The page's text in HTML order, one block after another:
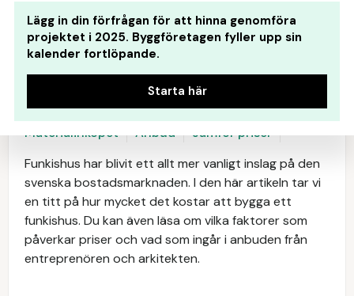
Lägg in din förfrågan för att hinna genomföra
projektet i 2025. Byggföretagen fyller upp sin
kalender fortlöpande.
Starta här
Kalkylator Hantverkare
Lönsamhet
Materialinköpet
Anbud
Jamför priser
Funkishus har blivit ett allt mer vanligt inslag på den
svenska bostadsmarknaden. I den här artikeln tar vi
en titt på hur mycket det kostar att bygga ett
funkishus. Du kan även läsa om vilka faktorer som
påverkar priser och vad som ingår i anbuden från
entreprenören och arkitekten.